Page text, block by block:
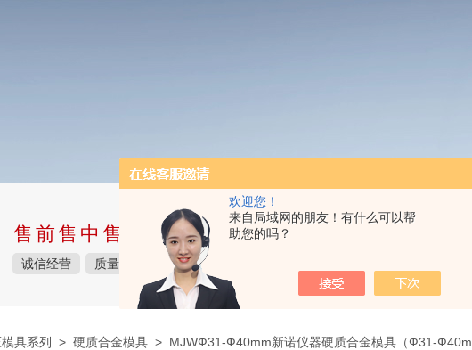
欢迎您！
来自局域网的朋友！有什么可以帮
助您的吗？
售前售中售后完整的服务体系
诚信经营 质量保障 价格实惠 热门关键词：压片机，
具系列 > 硬质合金模具 > MJWФ31-Ф40mm新诺仪器硬质合金模具（Ф31-